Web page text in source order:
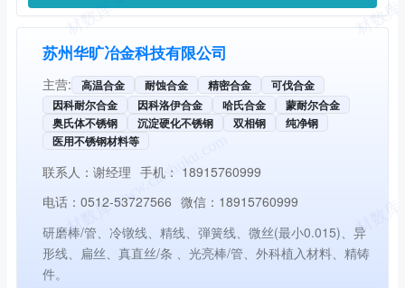
苏州华旷冶金科技有限公司
主营: 高温合金 耐蚀合金 精密合金
可伐合金
因科耐尔合金
因科洛伊合金 哈氏合金
蒙耐尔合金
奥氏体不锈钢
沉淀硬化不锈钢 双相钢
纯净钢
医用不锈钢材料等
联系人： 谢经理 手机： 18915760999
电话： 0512-53727566 微信： 18915760999
研磨棒/管、冷镦线、精线、弾簧线、微丝(最小0.015)、异
形线、扁丝、真直丝/条 、光亮棒/管、外科植入材料、精铸
件。